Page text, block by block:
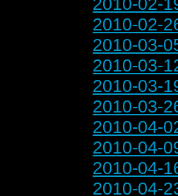
2010-02-
2010-03-
2010-03-
2010-03-
2010-03-
2010-04-
2010-04-
2010-04-
2010-04-